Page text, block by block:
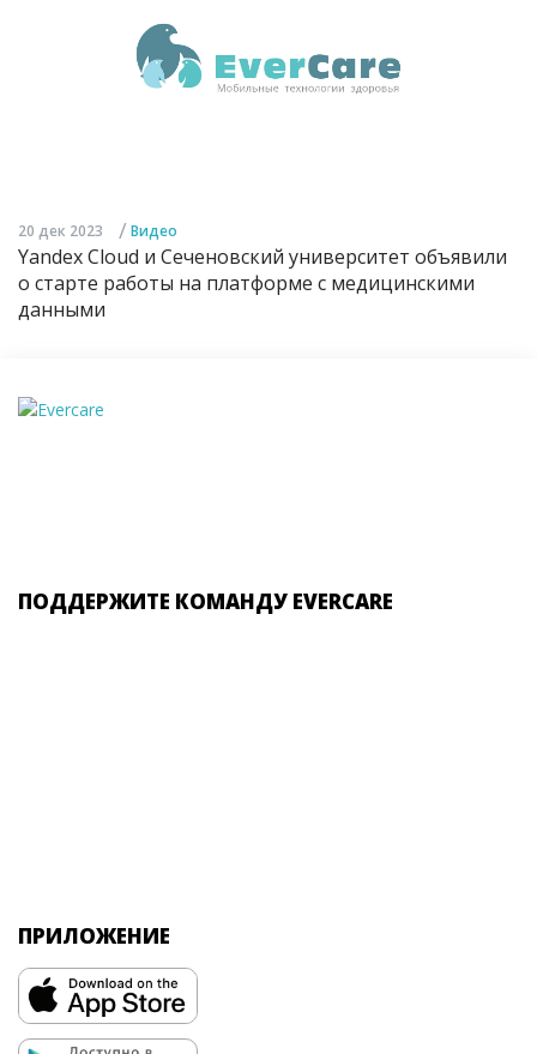
20 дек 2023 / Видео
Yandex Cloud и Сеченовский университет объявили
о старте работы на платформе с медицинскими
данными
ПОДДЕРЖИТЕ КОМАНДУ EVERCARE
ПРИЛОЖЕНИЕ